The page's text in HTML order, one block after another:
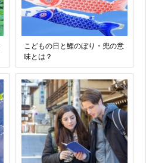
こどもの日と鯉のぼり・兜の意
味とは？